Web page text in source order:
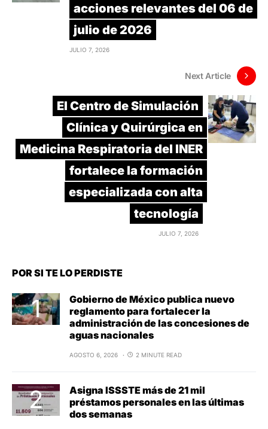
acciones relevantes del 06 de
julio de 2026
JULIO 7, 2026
Next Article
El Centro de Simulación
Clínica y Quirúrgica en
Medicina Respiratoria del INER
fortalece la formación
especializada con alta
tecnología
JULIO 7, 2026
POR SI TE LO PERDISTE
Gobierno de México publica nuevo
reglamento para fortalecer la
administración de las concesiones de
aguas nacionales
AGOSTO 6, 2026 2 MINUTE READ
Asigna ISSSTE más de 21 mil
préstamos personales en las últimas
dos semanas